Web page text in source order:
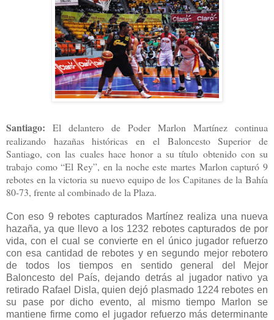
Santiago: El delantero de Poder Marlon Martínez continua
realizando hazañas históricas en el Baloncesto Superior de
Santiago, con las cuales hace honor a su título obtenido con su
trabajo como “El Rey”, en la noche este martes Marlon capturó 9
rebotes en la victoria su nuevo equipo de los Capitanes de la Bahía
80-73, frente al combinado de la Plaza.
Con eso 9 rebotes capturados Martínez realiza una nueva
hazaña, ya que llevo a los 1232 rebotes capturados de por
vida, con el cual se convierte en el único jugador refuerzo
con esa cantidad de rebotes y en segundo mejor rebotero
de todos los tiempos en sentido general del Mejor
Baloncesto del País, dejando detrás al jugador nativo ya
retirado Rafael Disla, quien dejó plasmado 1224 rebotes en
su pase por dicho evento, al mismo tiempo Marlon se
mantiene firme como el jugador refuerzo más determinante